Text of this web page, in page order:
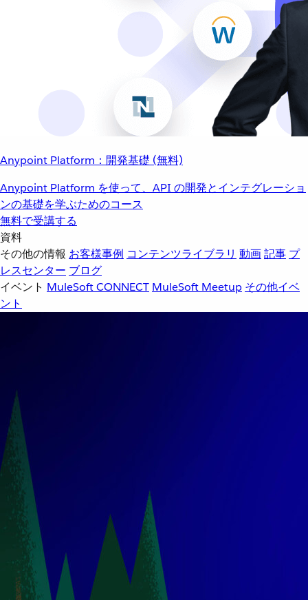
Anypoint Platform：開発基礎 (無料)
Anypoint Platform を使って、API の開発とインテグレーショ
ンの基礎を学ぶためのコース
無料で受講する
資料
その他の情報 お客様事例 コンテンツライブラリ 動画記事 プ
レスセンター ブログ
イベント MuleSoft CONNECT MuleSoft Meetup その他イベ
ント